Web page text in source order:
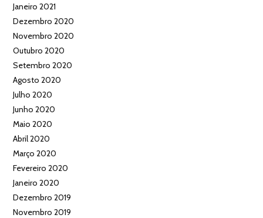
Janeiro 2021
Dezembro 2020
Novembro 2020
Outubro 2020
Setembro 2020
Agosto 2020
Julho 2020
Junho 2020
Maio 2020
Abril 2020
Março 2020
Fevereiro 2020
Janeiro 2020
Dezembro 2019
Novembro 2019